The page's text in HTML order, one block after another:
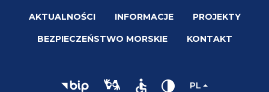
AKTUALNOŚCI INFORMACJE PROJEKTY
BEZPIECZEŃSTWO MORSKIE KONTAKT
PL